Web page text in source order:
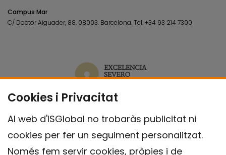
Cookies i Privacitat
Al web d'ISGlobal no trobaràs publicitat ni
cookies per fer un seguiment personalitzat.
Només fem servir cookies, pròpies i de
Campus Mar
C/ Doctor Aiguader, 88. 08003. Barcelona.Tel.+34 93 214 7300